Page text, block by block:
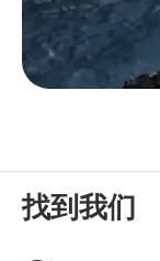
找到我们